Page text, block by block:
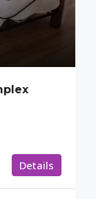
Details